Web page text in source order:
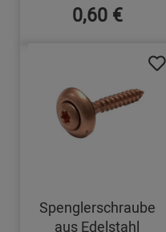
0,60 €
Spenglerschraube
aus Edelstahl